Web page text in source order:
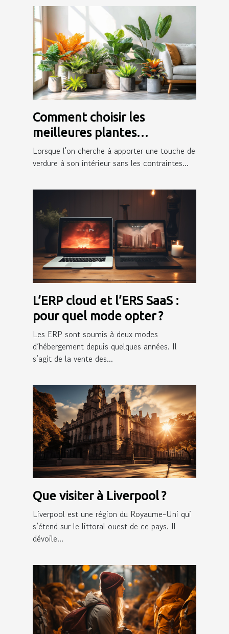
Comment choisir les
meilleures plantes
artificielles pour votre
intérieur
Lorsque l'on cherche à apporter une touche de
verdure à son intérieur sans les contraintes...
L’ERP cloud et l’ERS SaaS :
pour quel mode opter ?
Les ERP sont soumis à deux modes
d’hébergement depuis quelques années. Il
s’agit de la vente des...
Que visiter à Liverpool ?
Liverpool est une région du Royaume-Uni qui
s’étend sur le littoral ouest de ce pays. Il
dévoile...